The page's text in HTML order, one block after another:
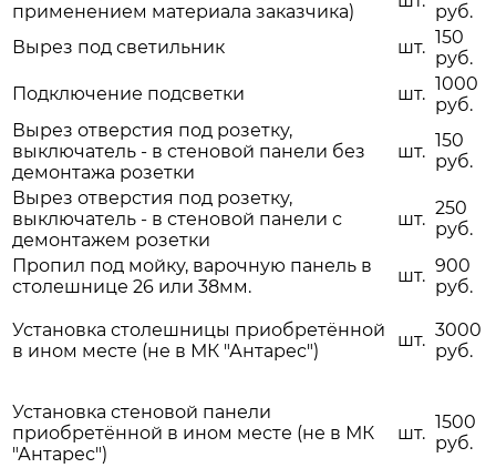
применением материала заказчика)
руб.
Вырез под светильник
шт. 150
руб.
Подключение подсветки
шт. 1000
руб.
Вырез отверстия под розетку,
выключатель - в стеновой панели без
демонтажа розетки
шт.
150
руб.
Вырез отверстия под розетку,
выключатель - в стеновой панели с
демонтажем розетки
шт.
250
руб.
Пропил под мойку, варочную панель в
столешнице 26 или 38мм.
шт. 900
руб.
Установка столешницы приобретённой
в ином месте (не в МК "Антарес")
шт. 3000
руб.
Установка стеновой панели
приобретённой в ином месте (не в МК
"Антарес")
шт.
1500
руб.